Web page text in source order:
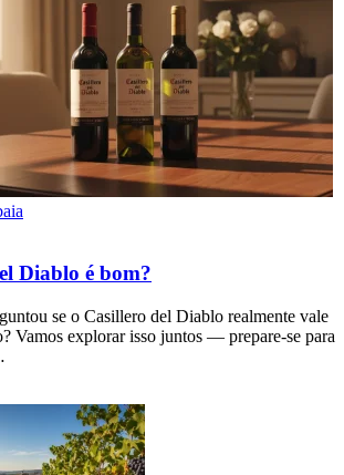
Diablo é bom?
se o Casillero del Diablo realmente vale
Vamos explorar isso juntos — prepare-se para